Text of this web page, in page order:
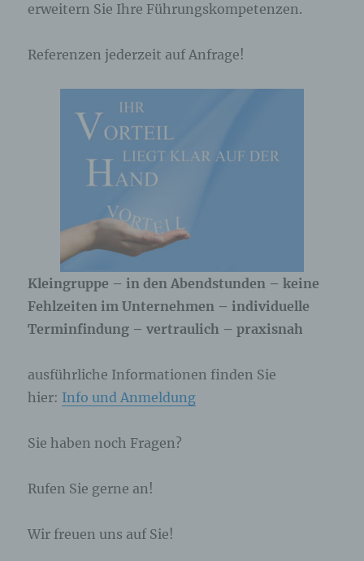
erweitern Sie Ihre Führungskompetenzen.
Referenzen jederzeit auf Anfrage!
Kleingruppe – in den Abendstunden – keine
Fehlzeiten im Unternehmen – individuelle
Terminfindung – vertraulich – praxisnah
ausführliche Informationen finden Sie
hier: Info und Anmeldung
Sie haben noch Fragen?
Rufen Sie gerne an!
Wir freuen uns auf Sie!